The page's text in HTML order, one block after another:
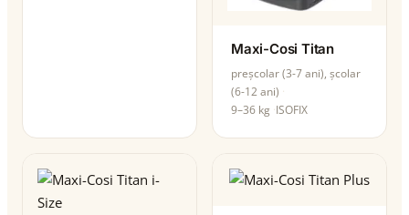
Maxi-Cosi Titan
preșcolar (3-7 ani), școlar
(6-12 ani)
9–36 kg ISOFIX